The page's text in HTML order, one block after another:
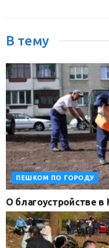
В тему
ПЕШКОМ ПО ГОРОДУ
О благоустройстве